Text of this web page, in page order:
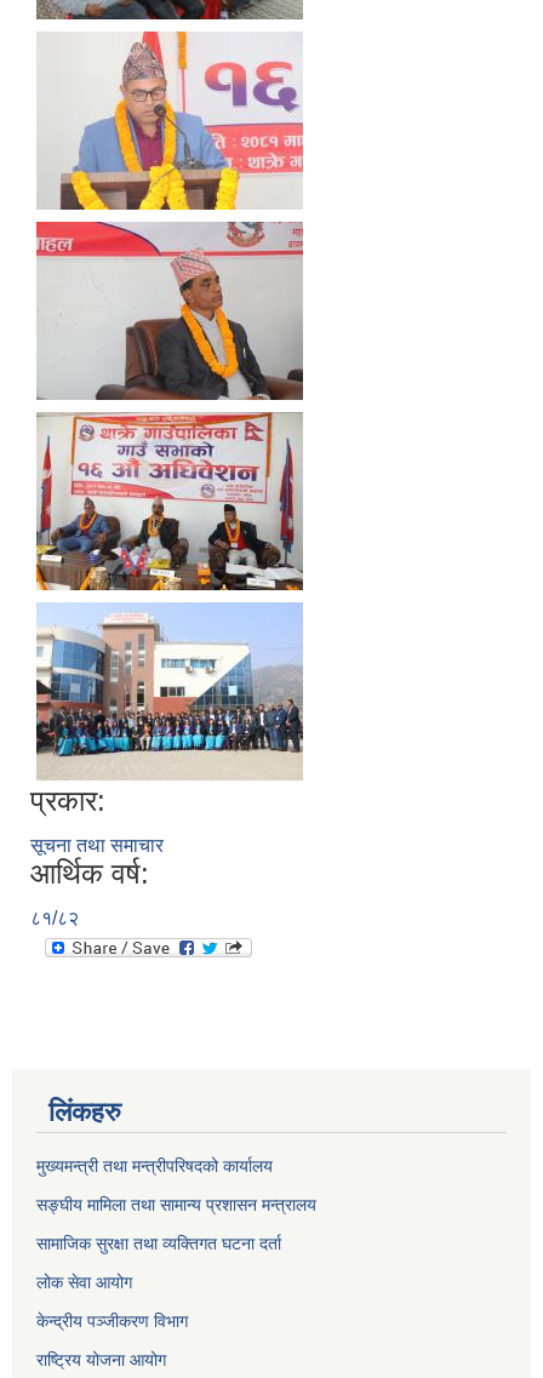
प्रकार:
सूचना तथा समाचार
आर्थिक वर्ष:
८१/८२
लिंकहरु
मुख्यमन्त्री तथा मन्त्रीपरिषदको कार्यालय
सङ्घीय मामिला तथा सामान्य प्रशासन मन्त्रालय
सामाजिक सुरक्षा तथा व्यक्तिगत घटना दर्ता
लोक सेवा आयोग
केन्द्रीय पञ्जीकरण विभाग
राष्ट्रिय योजना आयोग